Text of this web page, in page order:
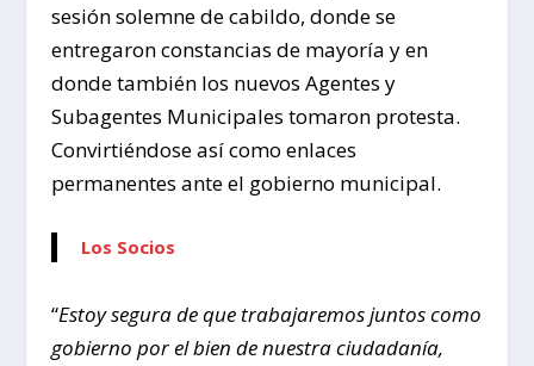
sesión solemne de cabildo, donde se
entregaron constancias de mayoría y en
donde también los nuevos Agentes y
Subagentes Municipales tomaron protesta.
Convirtiéndose así como enlaces
permanentes ante el gobierno municipal.
Los Socios
“Estoy segura de que trabajaremos juntos como
gobierno por el bien de nuestra ciudadanía,